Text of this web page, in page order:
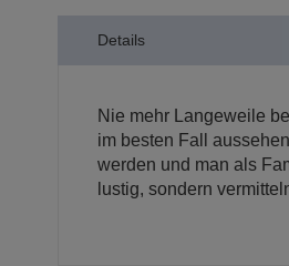
Bildergalerie
Details
Nie mehr Langeweile
im besten Fall
werden und man als
lustig, sondern